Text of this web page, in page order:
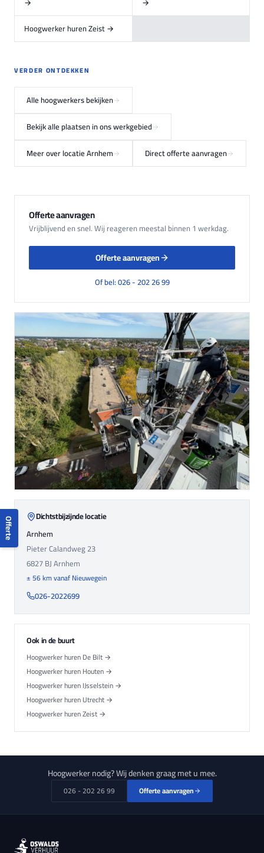
Hoogwerker huren Zeist →
VERDER ONTDEKKEN
Alle hoogwerkers bekijken
Bekijk alle plaatsen in ons werkgebied
Meer over locatie Arnhem
Direct offerte aanvragen
Offerte aanvragen
Vrijblijvend en snel. Wij reageren meestal binnen 1 werkdag.
Offerte aanvragen
Of bel: 026 - 202 26 99
Dichtstbijzijnde locatie
Arnhem
Pieter Calandweg 23
6827 BJArnhem
± 56 km vanaf Nieuwegein
026-2022699
Ook in de buurt
Hoogwerker huren De Bilt →
Hoogwerker huren Houten →
Hoogwerker huren IJsselstein →
Hoogwerker huren Utrecht →
Hoogwerker huren Zeist →
Offerte
Hoogwerker nodig? Wij denken graag met u mee.
026 - 202 26 99 Offerte aanvragen